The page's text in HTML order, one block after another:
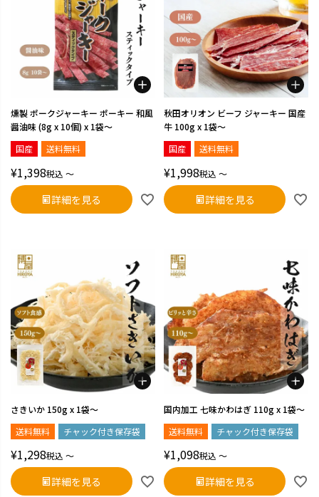
燻製 ポークジャーキー ポーキー 和風
醤油味 (8g x 10個) x 1袋～
国産
送料無料
¥1,398税込 〜
詳細を見る
秋田オリオン ビーフ ジャーキー 国産
牛 100g x 1袋～
国産
送料無料
¥1,998税込 〜
詳細を見る
さきいか 150g x 1袋～
送料無料
チャック付き保存袋
¥1,298税込 〜
詳細を見る
国内加工 七味かわはぎ 110g x 1袋～
送料無料
チャック付き保存袋
¥1,098税込 〜
詳細を見る